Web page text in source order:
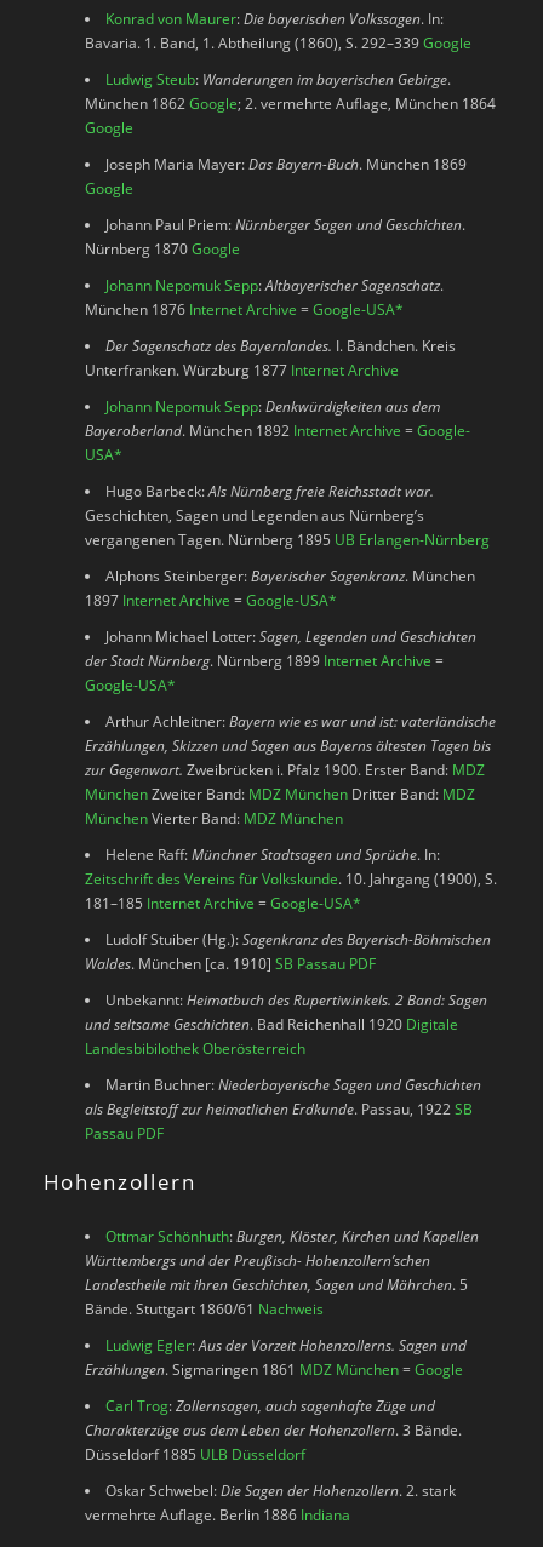
Konrad von Maurer:Die bayerischen Volkssagen. In:
Bavaria. 1. Band, 1. Abtheilung (1860), S. 292–339Google
Ludwig Steub: Wanderungen im bayerischen Gebirge.
München 1862Google; 2. vermehrte Auflage, München 1864
Google
Joseph Maria Mayer:Das Bayern-Buch. München 1869
Google
Johann Paul Priem:Nürnberger Sagen und Geschichten.
Nürnberg 1870Google
Johann Nepomuk Sepp:Altbayerischer Sagenschatz.
München 1876 Internet Archive =Google-USA*
Der Sagenschatz des Bayernlandes. I. Bändchen. Kreis
Unterfranken. Würzburg 1877 Internet Archive
Johann Nepomuk Sepp:Denkwürdigkeiten aus dem
Bayeroberland. München 1892 Internet Archive =Google-
USA*
Hugo Barbeck:Als Nürnberg freie Reichsstadt war.
Geschichten, Sagen und Legenden aus Nürnberg’s
vergangenen Tagen. Nürnberg 1895 UB Erlangen-Nürnberg
Alphons Steinberger:Bayerischer Sagenkranz. München
1897 Internet Archive =Google-USA*
Johann Michael Lotter:Sagen, Legenden und Geschichten
der Stadt Nürnberg. Nürnberg 1899 Internet Archive =
Google-USA*
Arthur Achleitner:Bayern wie es war und ist: vaterländische
Erzählungen, Skizzen und Sagen aus Bayerns ältesten Tagen bis
zur Gegenwart. Zweibrücken i. Pfalz 1900. Erster Band: MDZ
MünchenZweiter Band: MDZ München Dritter Band: MDZ
MünchenVierter Band: MDZ München
Helene Raff:Münchner Stadtsagen und Sprüche. In:
Zeitschrift des Vereins für Volkskunde. 10. Jahrgang (1900), S.
181–185 Internet Archive =Google-USA*
Ludolf Stuiber (Hg.):Sagenkranz des Bayerisch-Böhmischen
Waldes. München [ca. 1910]SB Passau PDF
Unbekannt:Heimatbuch des Rupertiwinkels. 2 Band: Sagen
und seltsame Geschichten. Bad Reichenhall 1920 Digitale
Landesbibilothek Oberösterreich
Martin Buchner:Niederbayerische Sagen und Geschichten
als Begleitstoff zur heimatlichen Erdkunde. Passau, 1922SB
Passau PDF
Hohenzollern
Ottmar Schönhuth:Burgen, Klöster, Kirchen und Kapellen
Württembergs und der Preußisch- Hohenzollern’schen
Landestheile mit ihren Geschichten, Sagen und Mährchen. 5
Bände. Stuttgart 1860/61 Nachweis
Ludwig Egler:Aus der Vorzeit Hohenzollerns. Sagen und
Erzählungen. Sigmaringen 1861 MDZ München=Google
Carl Trog:Zollernsagen, auch sagenhafte Züge und
Charakterzüge aus dem Leben der Hohenzollern. 3 Bände.
Düsseldorf 1885 ULB Düsseldorf
Oskar Schwebel:Die Sagen der Hohenzollern. 2. stark
vermehrte Auflage. Berlin 1886 Indiana